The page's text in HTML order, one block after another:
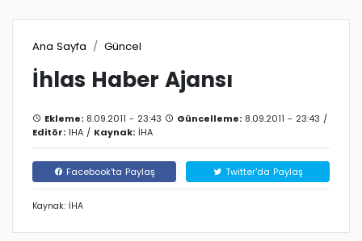
Ana Sayfa Güncel
İhlas Haber Ajansı
Ekleme: 8.09.2011 - 23:43 Güncelleme: 8.09.2011 - 23:43 /
Editör: IHA / Kaynak: İHA
Facebook'ta Paylaş Twitter'da Paylaş
Kaynak: İHA